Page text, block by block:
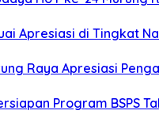
Apresiasi di Tingkat
Raya Apresiasi
Program BSPS